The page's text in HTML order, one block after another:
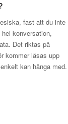
fast att du inte
konversation,
Det riktas på
kommer läsas upp
kan hänga med.